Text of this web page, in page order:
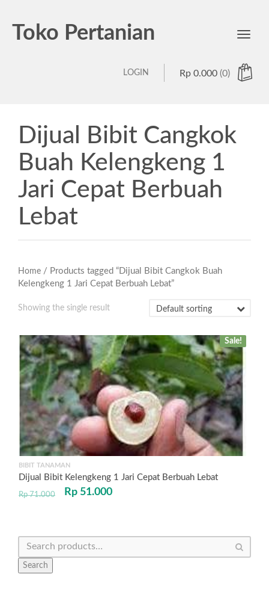
Toko Pertanian
Toggle
Rp 0.000 (0)
LOGIN
Dijual Bibit Cangkok
Buah Kelengkeng 1
Jari Cepat Berbuah
Lebat
Home / Products tagged “Dijual Bibit Cangkok Buah
Kelengkeng 1 Jari Cepat Berbuah Lebat”
Showing the single result
Sale!
BIBIT TANAMAN
Dijual Bibit Kelengkeng 1 Jari Cepat Berbuah Lebat
Rp71.000 Rp 51.000
Search